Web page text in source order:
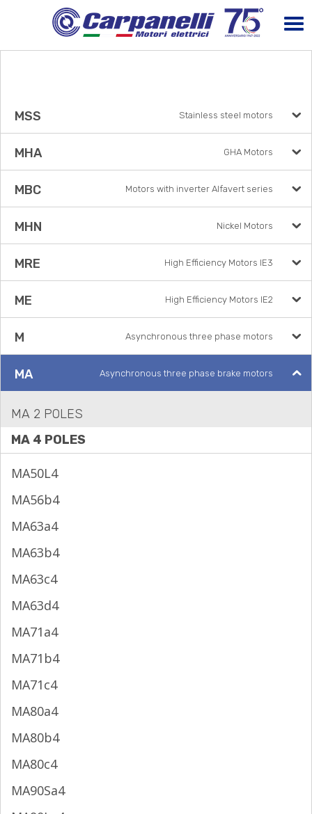
MSS Stainless steel motors
MHA GHA Motors
MBC Motors with inverter Alfavert series
MHN Nickel Motors
MRE High Efficiency Motors IE3
ME High Efficiency Motors IE2
M Asynchronous three phase motors
MA Asynchronous three phase brake motors
MA 2 POLES
MA 4 POLES
MA50L4
MA56b4
MA63a4
MA63b4
MA63c4
MA63d4
MA71a4
MA71b4
MA71c4
MA80a4
MA80b4
MA80c4
MA90Sa4